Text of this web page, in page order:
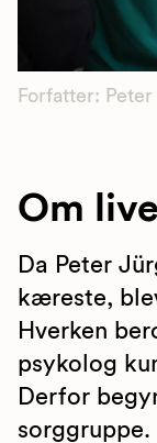
Forfatter:
Om
Da Peter
kæreste,
Hverken
psykolog
Derfor